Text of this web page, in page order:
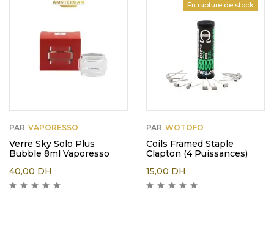
PAR VAPORESSO
Verre Sky Solo Plus
Bubble 8ml Vaporesso
40,00 DH
En rupture de stock
PAR WOTOFO
Coils Framed Staple
Clapton (4 Puissances)
15,00 DH